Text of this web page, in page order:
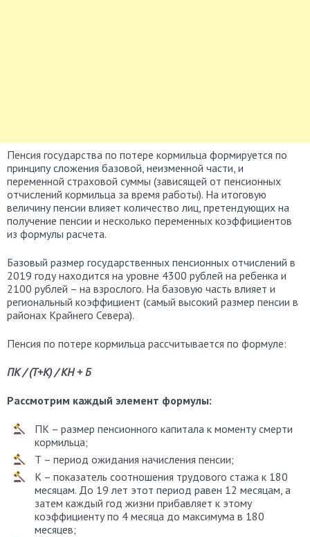
Пенсия государства по потере кормильца формируется по
принципу сложения базовой, неизменной части, и
переменной страховой суммы (зависящей от пенсионных
отчислений кормильца за время работы). На итоговую
величину пенсии влияет количество лиц, претендующих на
получение пенсии и несколько переменных коэффициентов
из формулы расчета.
Базовый размер государственных пенсионных отчислений в
2019 году находится на уровне 4300 рублей на ребенка и
2100 рублей – на взрослого. На базовую часть влияет и
региональный коэффициент (самый высокий размер пенсии в
районах Крайнего Севера).
Пенсия по потере кормильца рассчитывается по формуле:
ПК / (Т+К) / КН + Б
Рассмотрим каждый элемент формулы:
ПК – размер пенсионного капитала к моменту смерти
кормильца;
Т – период ожидания начисления пенсии;
К – показатель соотношения трудового стажа к 180
месяцам. До 19 лет этот период равен 12 месяцам, а
затем каждый год жизни прибавляет к этому
коэффициенту по 4 месяца до максимума в 180
месяцев;